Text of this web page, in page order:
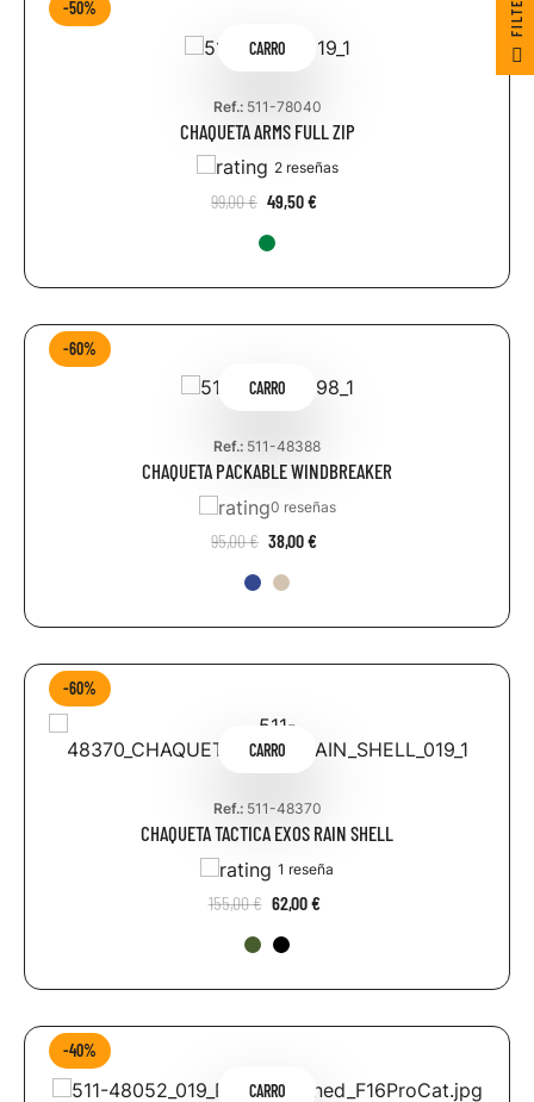
-50%
CARRO
Ref.:511-78040
CHAQUETA ARMS FULL ZIP
2 reseñas
99,00 € 49,50 €
-60%
CARRO
Ref.: 511-48388
CHAQUETA PACKABLE WINDBREAKER
0 reseñas
95,00 € 38,00 €
-60%
CARRO
Ref.:511-48370
CHAQUETA TACTICA EXOS RAIN SHELL
1 reseña
155,00 € 62,00 €
-40%
CARRO
R